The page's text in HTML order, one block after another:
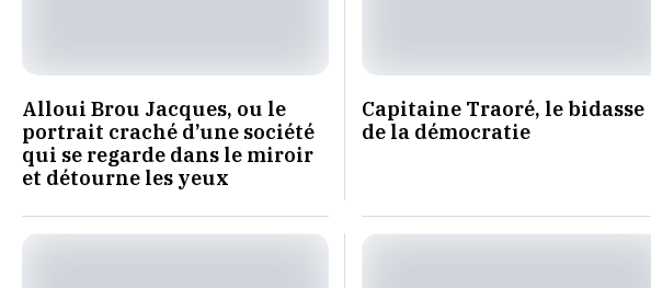
Alloui Brou Jacques, ou le
portrait craché d’une société
qui se regarde dans le miroir
et détourne les yeux
Capitaine Traoré, le bidasse
de la démocratie